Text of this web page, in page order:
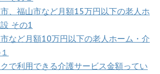
、福山市など月額15万円以下の老人ホ
その1
など月額10万円以下の老人ホーム・介
で利用できる介護サービス金額ってい